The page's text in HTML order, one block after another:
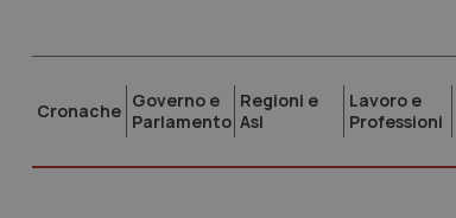
Cronache Governo e
Parlamento
Regioni e
Asl
Lavoro e
Professioni